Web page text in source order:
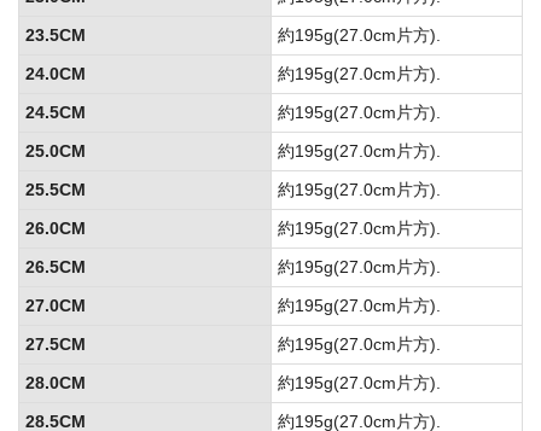
23.5CM
約195g(27.0cm片方).
24.0CM
約195g(27.0cm片方).
24.5CM
約195g(27.0cm片方).
25.0CM
約195g(27.0cm片方).
25.5CM
約195g(27.0cm片方).
26.0CM
約195g(27.0cm片方).
26.5CM
約195g(27.0cm片方).
27.0CM
約195g(27.0cm片方).
27.5CM
約195g(27.0cm片方).
28.0CM
約195g(27.0cm片方).
28.5CM
約195g(27.0cm片方).